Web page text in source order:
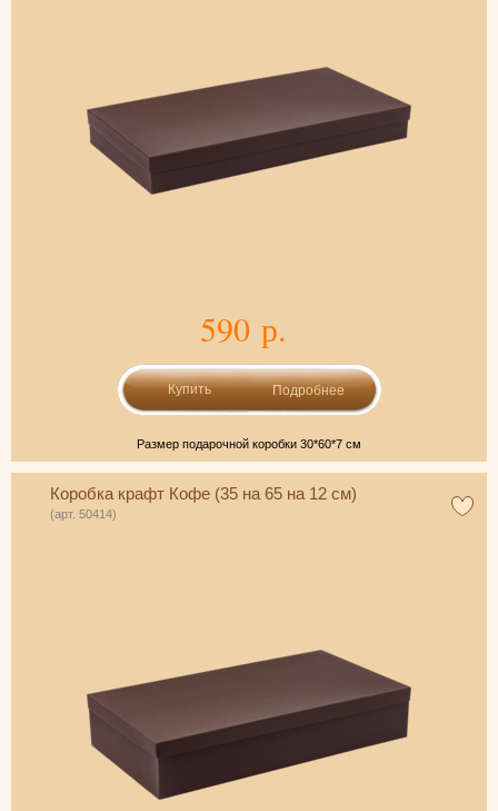
590 р.
Подробнее
Размер подарочной коробки 30*60*7 см
Коробка крафт Кофе (35 на 65 на 12 см)
(арт. 50414)